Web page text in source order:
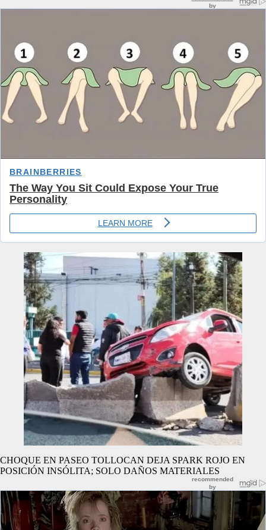
CHOQUE EN PASEO TOLLOCAN DEJA SPARK ROJO EN
POSICIÓN INSÓLITA; SOLO DAÑOS MATERIALES